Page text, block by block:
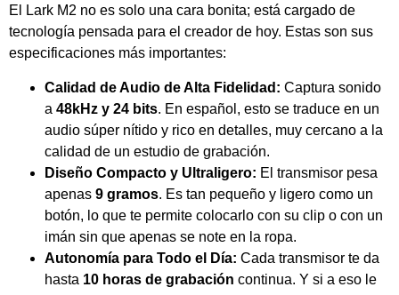
El Lark M2 no es solo una cara bonita; está cargado de
tecnología pensada para el creador de hoy. Estas son sus
especificaciones más importantes:
Calidad de Audio de Alta Fidelidad: Captura sonido
a 48kHz y 24 bits. En español, esto se traduce en un
audio súper nítido y rico en detalles, muy cercano a la
calidad de un estudio de grabación.
Diseño Compacto y Ultraligero: El transmisor pesa
apenas 9 gramos. Es tan pequeño y ligero como un
botón, lo que te permite colocarlo con su clip o con un
imán sin que apenas se note en la ropa.
Autonomía para Todo el Día: Cada transmisor te da
hasta 10 horas de grabación continua. Y si a eso le